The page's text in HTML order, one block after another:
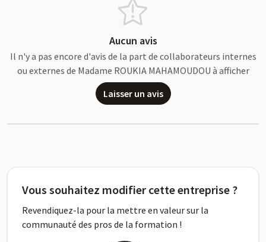
Aucun avis
Il n'y a pas encore d'avis de la part de collaborateurs internes
ou externes de Madame ROUKIA MAHAMOUDOU à afficher
Laisser un avis
Vous souhaitez modifier cette entreprise ?
Revendiquez-la pour la mettre en valeur sur la
communauté des pros de la formation !